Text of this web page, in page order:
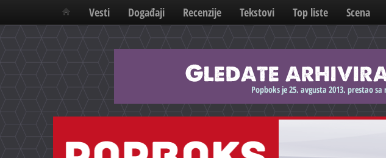
Vesti Događaji Recenzije Tekstovi Top liste Scena